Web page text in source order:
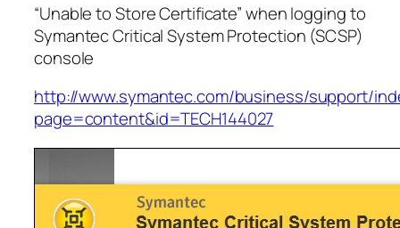
“Unable to Store Certificate” when logging to
Symantec Critical System Protection (SCSP)
console
http://www.symantec.com/business/support/
page=content&id=TECH144027